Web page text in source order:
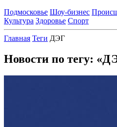
Подмосковье Шоу-бизнес
Культура Здоровье Спорт
Главная Теги ДЭГ
Новости по тегу: